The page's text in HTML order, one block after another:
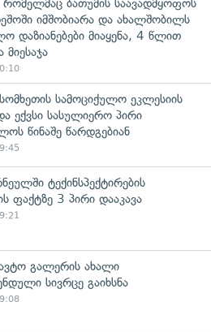
რომელმაც ბათუმის საავადმყოფოს
იმშობიარა და ახალშობილს
დაზიანებები მიაყენა, 4 წლით
მიესაჯა
სამოციქულო ეკლესიის
ექვსი სასულიერო პირი
წინაშე წარდგებიან
ტექინსპექტირების
ფაქტზე 3 პირი დააკავა
გალერის ახალი
სივრცე გაიხსნა